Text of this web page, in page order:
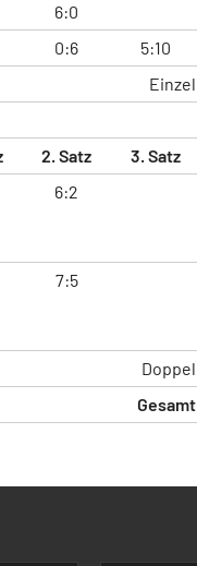
6:0
0:6 5:10
Einzel
2. Satz 3. Satz
6:2
7:5
Doppel
Gesamt